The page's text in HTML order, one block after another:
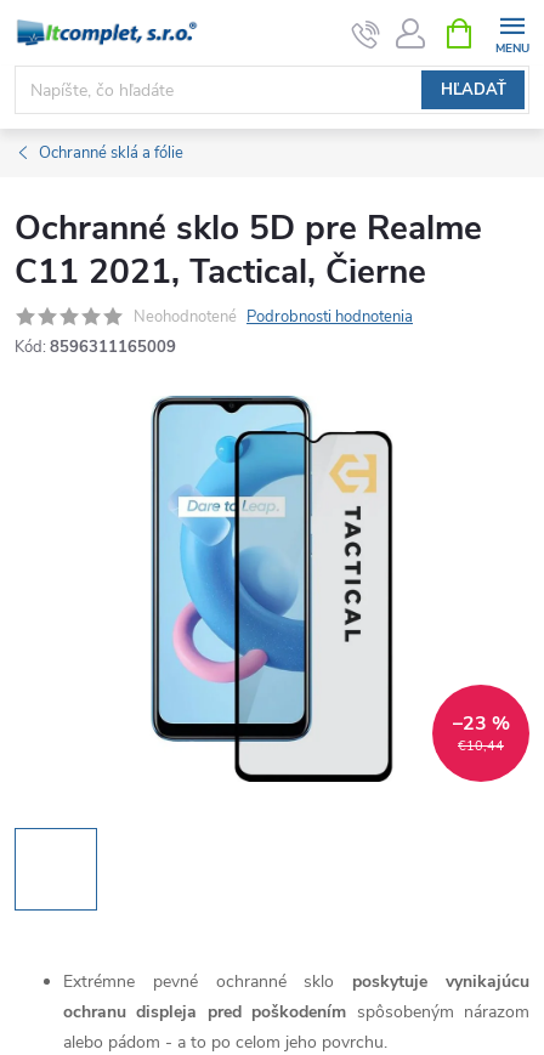
Prejsť
obsah
HĽADAŤ
KOŠÍK
Ochranné sklá a fólie
Ochranné sklo 5D pre Realme
C11 2021, Tactical, Čierne
Neohodnotené Podrobnosti hodnotenia
Kód: 8596311165009
€10,44
–23 %
Extrémne pevné ochranné sklo poskytuje vynikajúcu
ochranu displeja pred poškodením spôsobeným nárazom
alebo pádom - a to po celom jeho povrchu.